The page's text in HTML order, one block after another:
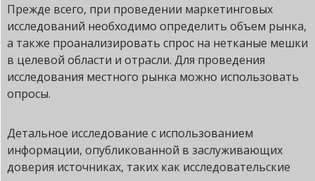
Прежде всего, при проведении маркетинговых
исследований необходимо определить объем рынка,
а также проанализировать спрос на нетканые мешки
в целевой области и отрасли. Для проведения
исследования местного рынка можно использовать
опросы.
Детальное исследование с использованием
информации, опубликованной в заслуживающих
доверия источниках, таких как исследовательские